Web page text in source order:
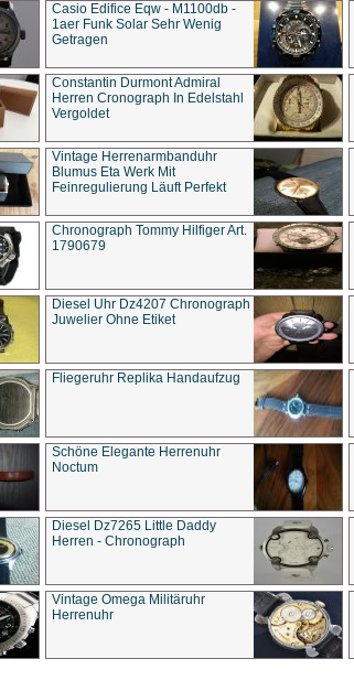
Casio Edifice Eqw - M1100db -
1aer Funk Solar Sehr Wenig
Getragen
Constantin Durmont Admiral
Herren Cronograph In Edelstahl
Vergoldet
Vintage Herrenarmbanduhr
Blumus Eta Werk Mit
Feinregulierung Läuft Perfekt
Chronograph Tommy Hilfiger Art.
1790679
Diesel Uhr Dz4207 Chronograph
Juwelier Ohne Etiket
Fliegeruhr Replika Handaufzug
Schöne Elegante Herrenuhr
Noctum
Diesel Dz7265 Little Daddy
Herren - Chronograph
Vintage Omega Militäruhr
Herrenuhr